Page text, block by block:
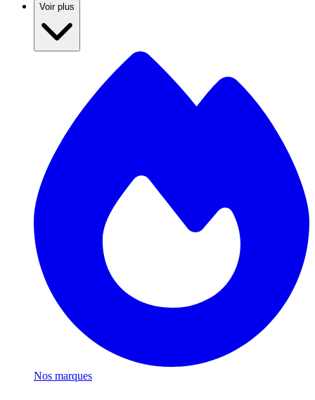
Voir plus
Nos marques